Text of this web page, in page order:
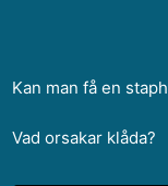
Kan man få en
Vad orsakar klåda?